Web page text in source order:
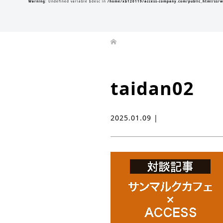
Warning: Undefined variable $desc in /home/xb120119/access-company.com/public_html/
taidan02
2025.01.09 |